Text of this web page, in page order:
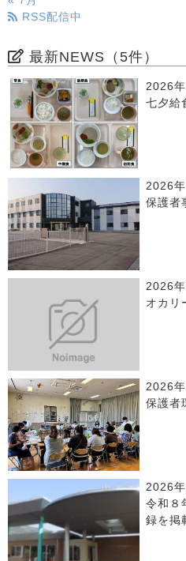
RSS配信中
最新NEWS（5件）
2026
七夕給
2026
保護者
2026
オカリ
2026
保護者
2026
令和８
録を掲